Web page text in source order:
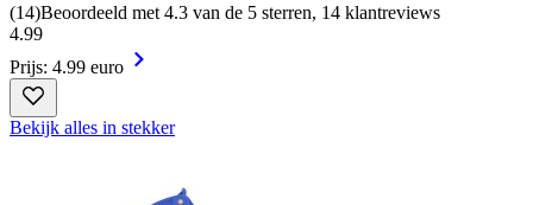
(14)Beoordeeld met 4.3 van de 5 sterren, 14 klantreviews
4.99
Prijs: 4.99 euro
Bekijk alles in stekker